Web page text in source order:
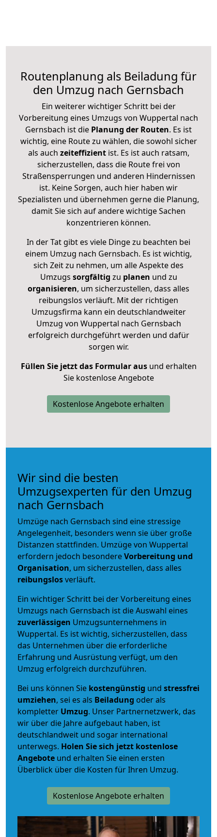
Routenplanung als Beiladung für
den Umzug nach Gernsbach
Ein weiterer wichtiger Schritt bei der
Vorbereitung eines Umzugs von Wuppertal nach
Gernsbach ist die Planung der Routen. Es ist
wichtig, eine Route zu wählen, die sowohl sicher
als auch zeiteffizientist. Es ist auch ratsam,
sicherzustellen, dass die Route frei von
Straßensperrungen und anderen Hindernissen
ist. Keine Sorgen, auch hier haben wir
Spezialisten und übernehmen gerne die Planung,
damit Sie sich auf andere wichtige Sachen
konzentrieren können.
In der Tat gibt es viele Dinge zu beachten bei
einem Umzug nach Gernsbach. Es ist wichtig,
sich Zeit zu nehmen, um alle Aspekte des
Umzugs sorgfältig zu planen und zu
organisieren, um sicherzustellen, dass alles
reibungslos verläuft. Mit der richtigen
Umzugsfirma kann ein deutschlandweiter
Umzug von Wuppertal nach Gernsbach
erfolgreich durchgeführt werden und dafür
sorgen wir.
Füllen Sie jetzt das Formular ausund erhalten
Sie kostenlose Angebote
Kostenlose Angebote erhalten
Wir sind die besten
Umzugsexperten für den Umzug
nach Gernsbach
Umzüge nach Gernsbach sind eine stressige
Angelegenheit, besonders wenn sie über große
Distanzen stattfinden. Umzüge von Wuppertal
erfordern jedoch besondereVorbereitung und
Organisation, um sicherzustellen, dass alles
reibungslosverläuft.
Ein wichtiger Schritt bei der Vorbereitung eines
Umzugs nach Gernsbach ist die Auswahl eines
zuverlässigen Umzugsunternehmens in
Wuppertal. Es ist wichtig, sicherzustellen, dass
das Unternehmen über die erforderliche
Erfahrung und Ausrüstung verfügt, um den
Umzug erfolgreich durchzuführen.
Bei uns können Sie kostengünstig und stressfrei
umziehen, sei es als Beiladung oder als
kompletter Umzug. Unser Partnernetzwerk, das
wir über die Jahre aufgebaut haben, ist
deutschlandweit und sogar international
unterwegs. Holen Sie sich jetzt kostenlose
Angebote und erhalten Sie einen ersten
Überblick über die Kosten für Ihren Umzug.
Kostenlose Angebote erhalten